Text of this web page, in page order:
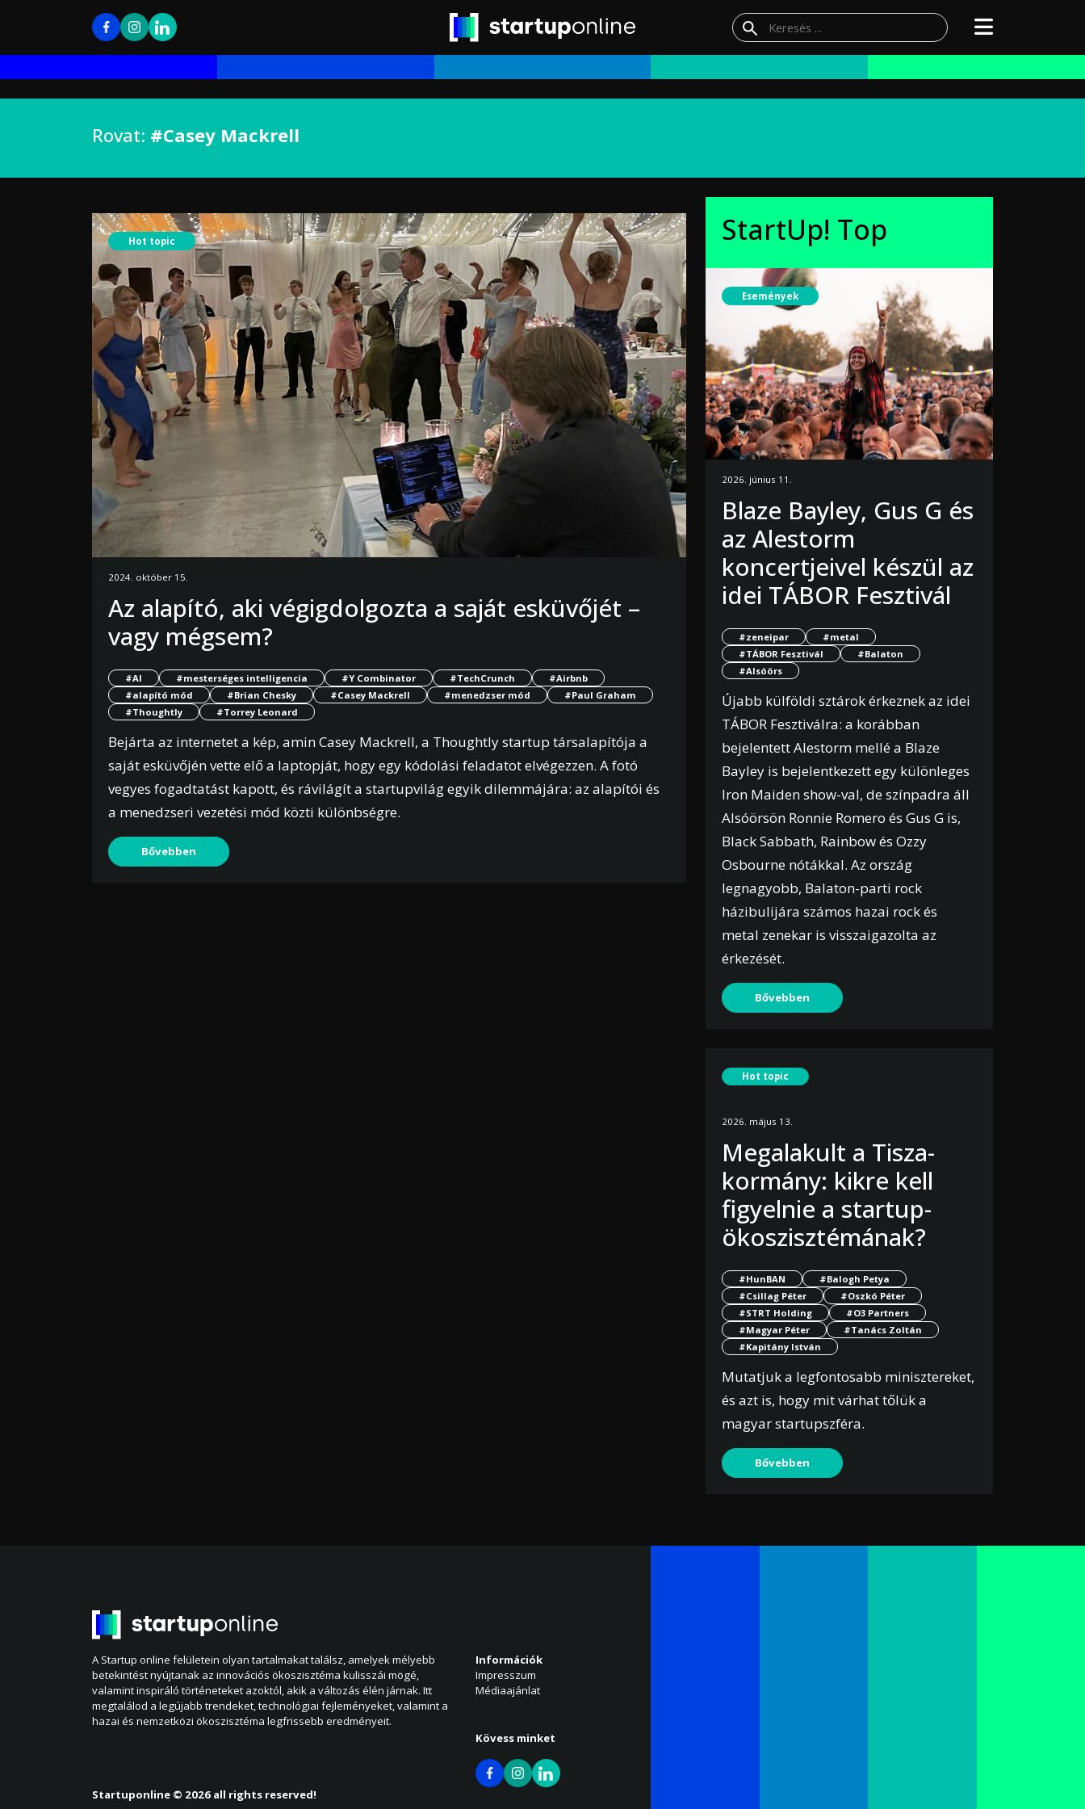
Rovat: #Casey Mackrell
Hot topic
2024. október 15.
Az alapító, aki végigdolgozta a saját esküvőjét –
vagy mégsem?
#AI #mesterséges intelligencia #Y Combinator #TechCrunch
#Airbnb
#alapító mód
#Brian Chesky #Casey Mackrell #menedzser mód
#Paul Graham
#Thoughtly
#Torrey Leonard
Bejárta az internetet a kép, amin Casey Mackrell, a Thoughtly startup társalapítója a
saját esküvőjén vette elő a laptopját, hogy egy kódolási feladatot elvégezzen. A fotó
vegyes fogadtatást kapott, és rávilágít a startupvilág egyik dilemmájára: az alapítói és
a menedzseri vezetési mód közti különbségre.
Bővebben
StartUp! Top
Események
2026. június 11.
Blaze Bayley, Gus G és
az Alestorm
koncertjeivel készül az
idei TÁBOR Fesztivál
#zeneipar
#metal
#TÁBOR Fesztivál
#Balaton
#Alsóörs
Újabb külföldi sztárok érkeznek az idei
TÁBOR Fesztiválra: a korábban
bejelentett Alestorm mellé a Blaze
Bayley is bejelentkezett egy különleges
Iron Maiden show-val, de színpadra áll
Alsóörsön Ronnie Romero és Gus G is,
Black Sabbath, Rainbow és Ozzy
Osbourne nótákkal. Az ország
legnagyobb, Balaton-parti rock
házibulijára számos hazai rock és
metal zenekar is visszaigazolta az
érkezését.
Bővebben
Hot topic
2026. május 13.
Megalakult a Tisza-
kormány: kikre kell
figyelnie a startup-
ökoszisztémának?
#HunBAN
#Balogh Petya
#Csillag Péter
#Oszkó Péter
#STRT Holding
#O3 Partners
#Magyar Péter
#Tanács Zoltán
#Kapitány István
Mutatjuk a legfontosabb minisztereket,
és azt is, hogy mit várhat tőlük a
magyar startupszféra.
Bővebben
A Startup online felületein olyan tartalmakat találsz, amelyek mélyebb
betekintést nyújtanak az innovációs ökoszisztéma kulisszái mögé,
valamint inspiráló történeteket azoktól, akik a változás élén járnak. Itt
megtalálod a legújabb trendeket, technológiai fejleményeket, valamint a
hazai és nemzetközi ökoszisztéma legfrissebb eredményeit.
Információk
Impresszum
Médiaajánlat
Kövess minket
Startuponline © 2026 all rights reserved!